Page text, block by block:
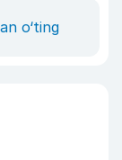
o‘ting